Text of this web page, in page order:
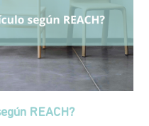
REACH?